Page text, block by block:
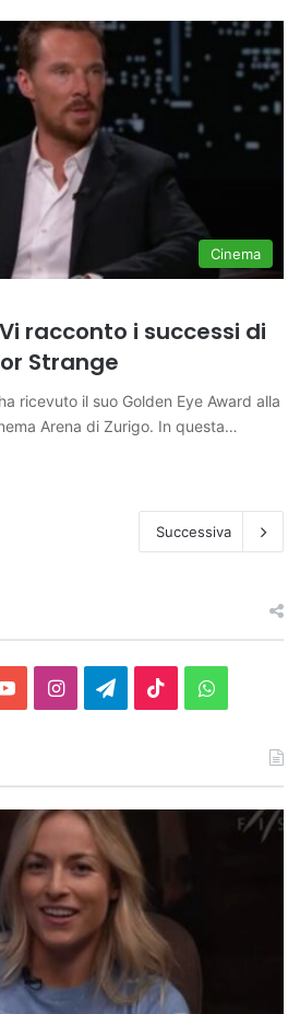
Cinema
racconto i successi di
Strange
ricevuto il suo Golden Eye Award alla
Arena di Zurigo. In questa…
Successiva
You InstagramTelegram
TikTok